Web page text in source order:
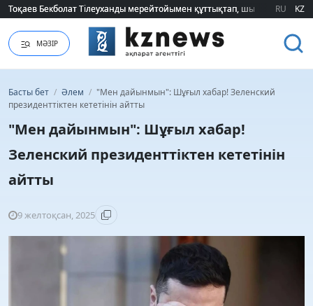
Тоқаев Бекболат Тілеуханды мерейтойымен құттықтап, шығармашылық
Тоқаев Бекболат Тілеуханды мерейтойымен құттықтап, шығармашылық
RU KZ
МӘЗІР
Басты бет / Әлем / "Мен дайынмын": Шұғыл хабар! Зеленский
президенттіктен кететінін айтты
"Мен дайынмын": Шұғыл хабар!
Зеленский президенттіктен кететінін
айтты
9 желтоқсан, 2025